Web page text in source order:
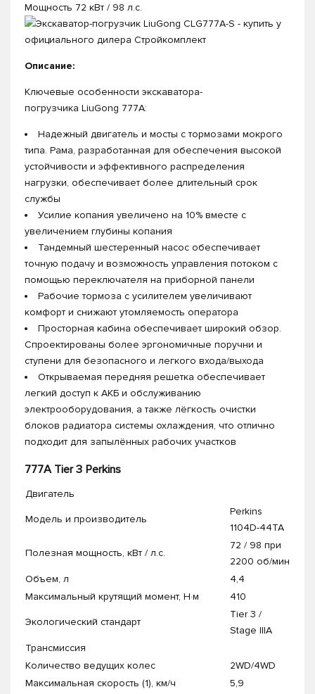
Мощность 72 кВт / 98 л.с.
Описание:
Ключевые особенности экскаватора-
погрузчика LiuGong 777A:
Надежный двигатель и мосты с тормозами мокрого
типа. Рама, разработанная для обеспечения высокой
устойчивости и эффективного распределения
нагрузки, обеспечивает более длительный срок
службы
Усилие копания увеличено на 10% вместе с
увеличением глубины копания
Тандемный шестеренный насос обеспечивает
точную подачу и возможность управления потоком с
помощью переключателя на приборной панели
Рабочие тормоза с усилителем увеличивают
комфорт и снижают утомляемость оператора
Просторная кабина обеспечивает широкий обзор.
Спроектированы более эргономичные поручни и
ступени для безопасного и легкого входа/выхода
Открываемая передняя решетка обеспечивает
легкий доступ к АКБ и обслуживанию
электрооборудования, а также лёгкость очистки
блоков радиатора системы охлаждения, что отлично
подходит для запылённых рабочих участков
777А Tier 3 Perkins
Двигатель
Модель и производитель
Perkins
1104D-44TA
Полезная мощность, кВт / л.с.
72 / 98 при
2200 об/мин
Объем, л
4,4
Максимальный крутящий момент, Н·м
410
Экологический стандарт
Tier 3 /
Stage IIIA
Трансмиссия
Количество ведущих колес
2WD/4WD
Максимальная скорость (1), км/ч
5,9